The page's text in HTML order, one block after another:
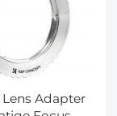
Lens Adapter